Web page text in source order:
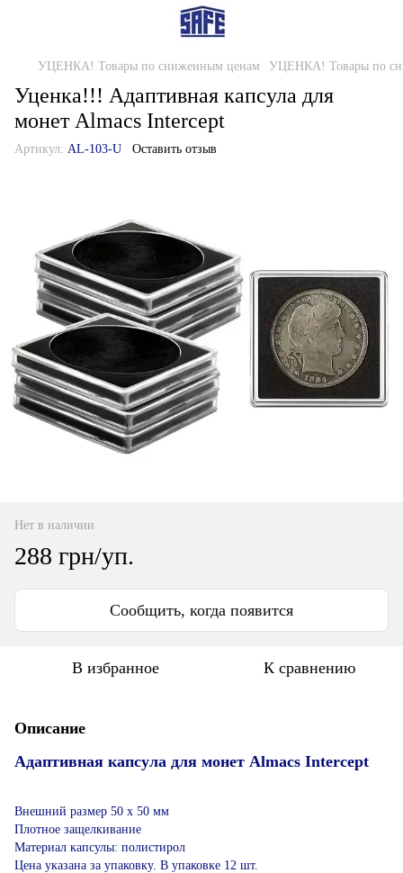
УЦЕНКА! Товары по сниженным ценам УЦЕНКА! Товары по
Уценка!!! Адаптивная капсула для
монет Almacs Intercept
Артикул: AL-103-U Оставить отзыв
Нет в наличии
288 грн/уп.
Сообщить, когда появится
В избранное К сравнению
Описание
Адаптивная капсула для монет Almacs Intercept
Внешний размер 50 х 50 мм
Плотное защелкивание
Материал капсулы: полистирол
Цена указана за упаковку. В упаковке 12 шт.